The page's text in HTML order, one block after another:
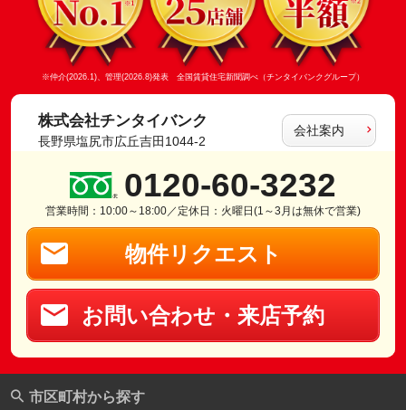
※仲介(2026.1)、管理(2026.8)発表 全国賃貸住宅新聞調べ（チンタイバンクグループ）
株式会社チンタイバンク
長野県塩尻市広丘吉田1044-2
会社案内
0120-60-3232
営業時間：10:00～18:00／定休日：火曜日(1～3月は無休で営業)
物件リクエスト
お問い合わせ・来店予約
市区町村から探す